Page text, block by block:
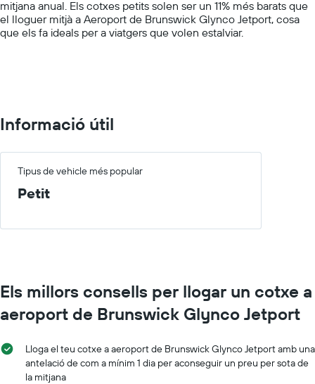
displaying
values.
Range:
mitjana anual. Els cotxes petits solen ser un 11% més barats que
el lloguer mitjà a Aeroport de Brunswick Glynco Jetport, cosa
que els fa ideals per a viatgers que volen estalviar.
Informació útil
Tipus de vehicle més popular
Petit
Els millors consells per llogar un cotxe a
aeroport de Brunswick Glynco Jetport
Lloga el teu cotxe a aeroport de Brunswick Glynco Jetport amb una
antelació de com a mínim 1 dia per aconseguir un preu per sota de
la mitjana